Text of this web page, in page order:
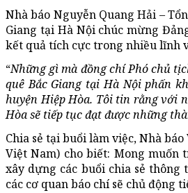
Nhà báo Nguyễn Quang Hải –
Giang tại Hà Nội chúc mừng
kết quả tích cực trong nhiều lĩnh
“Những gì mà đồng chí Phó chủ
quê Bắc Giang tại Hà Nội phấn
huyện Hiệp Hòa. Tôi tin rằng với
Hòa sẽ tiếp tục đạt được những
Chia sẻ tại buổi làm việc, Nhà
Việt Nam) cho biết: Mong muốn
xây dựng các buổi chia sẻ thông
các cơ quan báo chí sẽ chủ động